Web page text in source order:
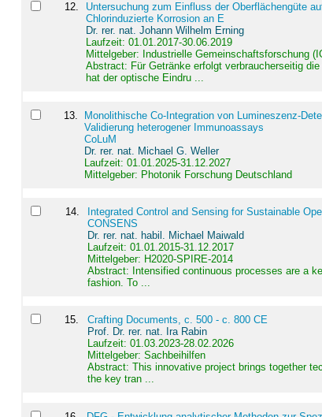
12.
Untersuchung zum Einfluss der Oberflächengüte
Chlorinduzierte Korrosion an E
Dr. rer. nat. Johann Wilhelm Erning
Laufzeit: 01.01.2017-30.06.2019
Mittelgeber: Industrielle Gemeinschaftsforschung
Abstract: Für Getränke erfolgt verbraucherseitig
hat der optische Eindru ...
13.
Monolithische Co-Integration von Lumineszenz-
Validierung heterogener Immunoassays
CoLuM
Dr. rer. nat. Michael G. Weller
Laufzeit: 01.01.2025-31.12.2027
Mittelgeber: Photonik Forschung Deutschland
14.
Integrated Control and Sensing for Sustainable
CONSENS
Dr. rer. nat. habil. Michael Maiwald
Laufzeit: 01.01.2015-31.12.2017
Mittelgeber: H2020-SPIRE-2014
Abstract: Intensified continuous processes are a
fashion. To ...
15.
Crafting Documents, c. 500 - c. 800 CE
Prof. Dr. rer. nat. Ira Rabin
Laufzeit: 01.03.2023-28.02.2026
Mittelgeber: Sachbeihilfen
Abstract: This innovative project brings together
the key tran ...